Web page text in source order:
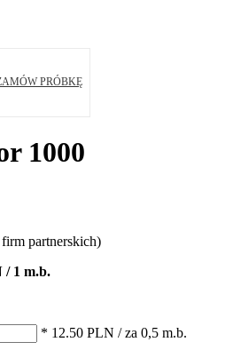
PRÓBKĘ
1000
partnerskich)
/ 1 m.b.
* 12.50 PLN / za 0,5 m.b.